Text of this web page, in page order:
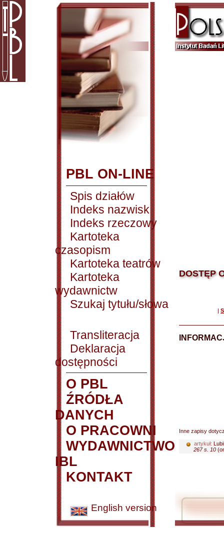
PBL ON-LINE
Spis działów
Indeks nazwisk
Indeks rzeczowy
Kartoteka
czasopism
Kartoteka teatrów
Kartoteka
wydawnictw
Szukaj tytułu/słowa
Transliteracja
Deklaracja
dostępności
O PBL
ŹRÓDŁA
DANYCH
O PRACOWNI
WYDAWNICTWO
IBL
KONTAKT
English version
DOSTĘP
|
Inne zapisy
artykuł:
267 s. 10